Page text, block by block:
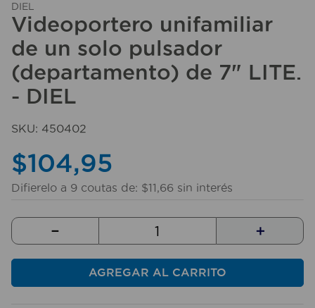
DIEL
Videoportero unifamiliar
de un solo pulsador
(departamento) de 7" LITE.
- DIEL
SKU: 450402
$104,95
Difierelo a 9 coutas de: $11,66 sin interés
＋
－
AGREGAR AL CARRITO
6.
7.
aspiradora
8.
cerradura
9.
taladro
sillas